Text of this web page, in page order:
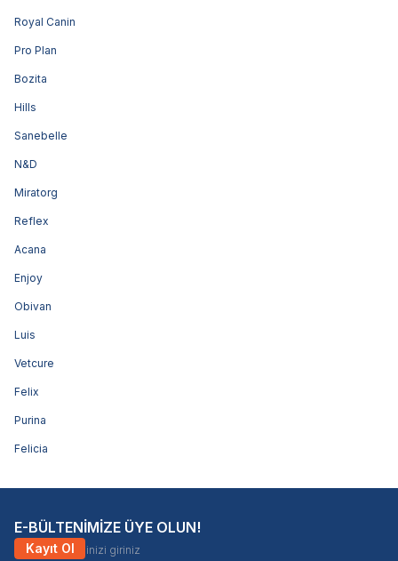
Royal Canin
Pro Plan
Bozita
Hills
Sanebelle
N&D
Miratorg
Reflex
Acana
Enjoy
Obivan
Luis
Vetcure
Felix
Purina
Felicia
E-BÜLTENİMİZE ÜYE OLUN!
Kayıt Ol